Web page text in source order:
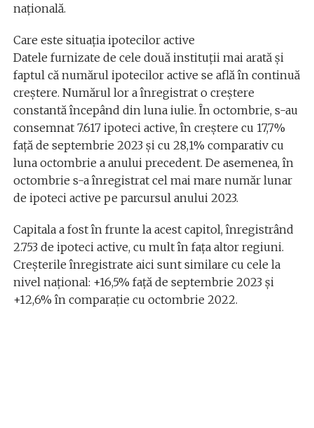
națională.
Care este situația ipotecilor active
Datele furnizate de cele două instituții mai arată și
faptul că numărul ipotecilor active se află în continuă
creștere. Numărul lor a înregistrat o creștere
constantă începând din luna iulie. În octombrie, s-au
consemnat 7.617 ipoteci active, în creștere cu 17,7%
față de septembrie 2023 și cu 28,1% comparativ cu
luna octombrie a anului precedent. De asemenea, în
octombrie s-a înregistrat cel mai mare număr lunar
de ipoteci active pe parcursul anului 2023.
Capitala a fost în frunte la acest capitol, înregistrând
2.753 de ipoteci active, cu mult în fața altor regiuni.
Creșterile înregistrate aici sunt similare cu cele la
nivel național: +16,5% față de septembrie 2023 și
+12,6% în comparație cu octombrie 2022.